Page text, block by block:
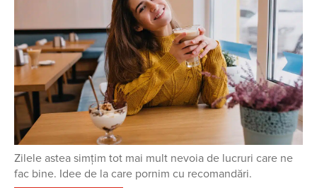
Zilele astea simțim tot mai mult nevoia de lucruri care ne
fac bine. Idee de la care pornim cu recomandări.